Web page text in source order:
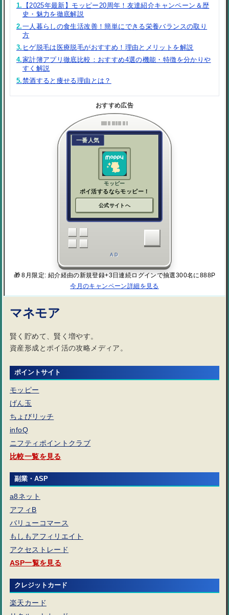
1.
【2025年最新】モッピー20周年！友達紹介キャンペーン＆歴
史・魅力を徹底解説
2.一人暮らしの食生活改善！簡単にできる栄養バランスの取り
方
3. ヒゲ脱毛は医療脱毛がおすすめ！理由とメリットを解説
4.家計簿アプリ徹底比較：おすすめ4選の機能・特徴を分かりや
すく解説
5.禁酒すると痩せる理由とは？
おすすめ広告
一番人気
モッピー
ポイ活するならモッピー！
公式サイトへ
AD
🎁 8月限定: 紹介経由の新規登録+3日連続ログインで抽選300名に888P
今月のキャンペーン詳細を見る
マネモア
賢く貯めて、賢く増やす。
資産形成とポイ活の攻略メディア。
ポイントサイト
モッピー
げん玉
ちょびリッチ
infoQ
ニフティポイントクラブ
比較一覧を見る
副業・ASP
a8ネット
アフィB
バリューコマース
もしもアフィリエイト
アクセストレード
ASP一覧を見る
クレジットカード
楽天カード